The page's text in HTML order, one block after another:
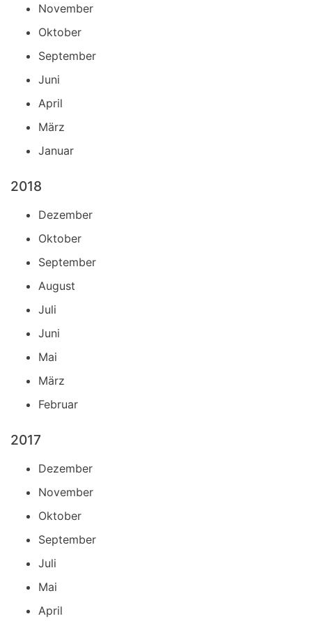
November
Oktober
September
Juni
April
März
Januar
2018
Dezember
Oktober
September
August
Juli
Juni
Mai
März
Februar
2017
Dezember
November
Oktober
September
Juli
Mai
April